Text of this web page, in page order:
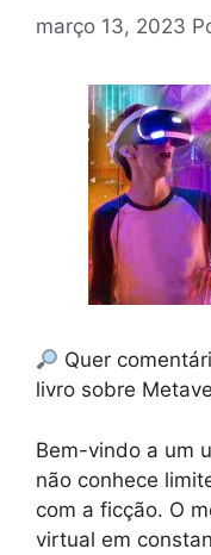
março 13, 2023
Quer
livro sobre
Bem-vindo a um
não conhece
com a ficção. O
virtual em